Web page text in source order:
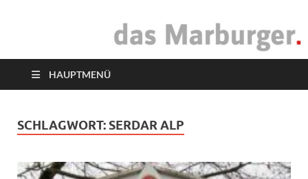
das Marburger.
HAUPTMENÜ
SCHLAGWORT: SERDAR ALP